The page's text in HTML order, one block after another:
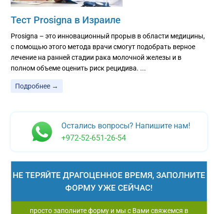
Тест Prosigna в Израиле
Prosigna – это инновационный прорыв в области медицины,
с помощью этого метода врачи смогут подобрать верное
лечение на ранней стадии рака молочной железы и в
полном объеме оценить риск рецидива. ...
Подробнее →
Остались вопросы? Напишите нам!
+972-52-651-26-54
НЕ ТЕРЯЙТЕ ДРАГОЦЕННОЕ ВРЕМЯ, ЗАПОЛНИТЕ
ФОРМУ УЖЕ СЕЙЧАС!
просто заполните форму и мы с Вами свяжемся в